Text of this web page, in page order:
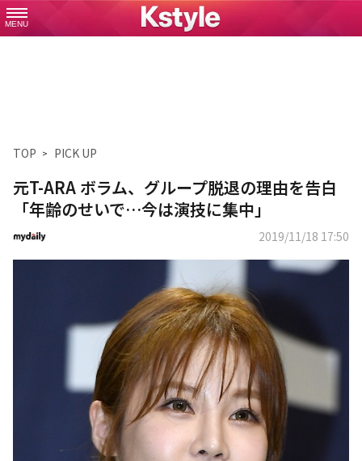
MENU
TOP PICK UP
元T-ARA ボラム、グループ脱退の理由を告白
「年齢のせいで…今は演技に集中」
2019/11/18 17:50